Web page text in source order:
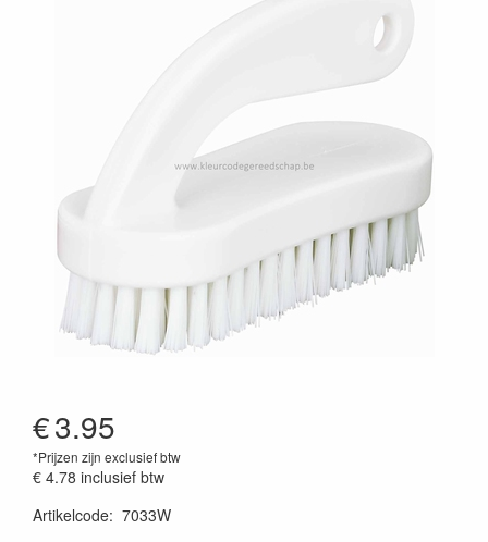
€3.95
*Prijzen zijn exclusief btw
€ 4.78 inclusief btw
Artikelcode: 7033W